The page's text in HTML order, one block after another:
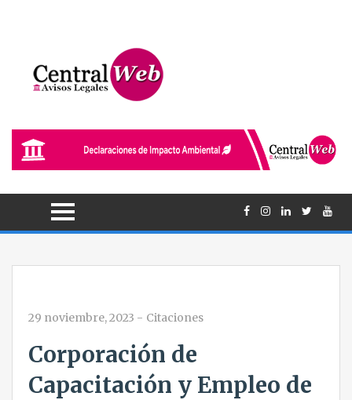
29 noviembre, 2023 - Citaciones
Corporación de
Capacitación y Empleo de